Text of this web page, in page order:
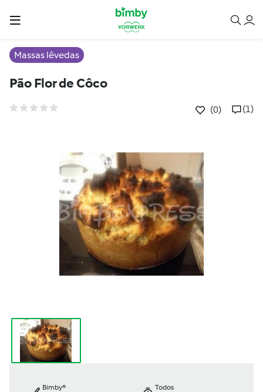
Massas lêvedas
Pão Flor de Côco
(0) (1)
Bimby®
Todos